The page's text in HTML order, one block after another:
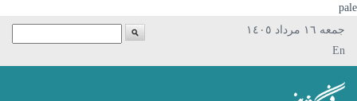
جمعه ١٦ مرداد ١٤٠٥
En